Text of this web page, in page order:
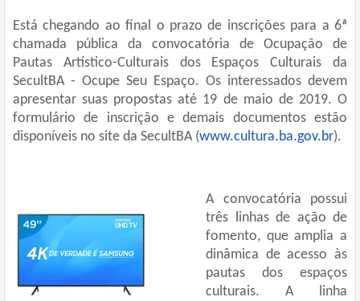
Está chegando ao final o prazo de inscrições para a 6ª
chamada pública da convocatória de Ocupação de
Pautas Artístico-Culturais dos Espaços Culturais da
SecultBA - Ocupe Seu Espaço. Os interessados devem
apresentar suas propostas até 19 de maio de 2019. O
formulário de inscrição e demais documentos estão
disponíveis no site da SecultBA (www.cultura.ba.gov.br).
A convocatória possui
três linhas de ação de
fomento, que amplia a
dinâmica de acesso às
pautas dos espaços
culturais. A linha